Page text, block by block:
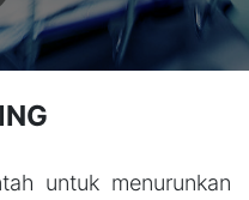
untuk menurunkan